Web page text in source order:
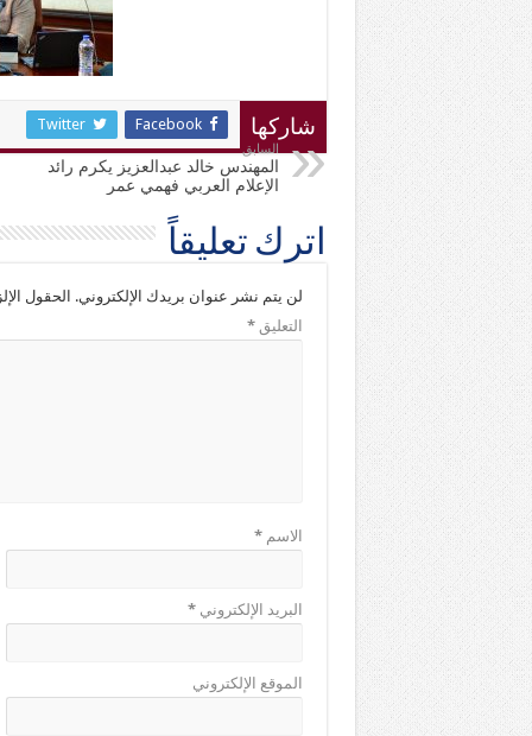
شاركها Facebook
Twitter
السابق
المهندس خالد عبدالعزيز يكرم رائد
الإعلام العربي فهمي عمر
اترك تعليقاً
لن يتم نشر عنوان بريدك الإلكتروني. الحقول
التعليق*
الاسم*
البريد الإلكتروني*
الموقع الإلكتروني